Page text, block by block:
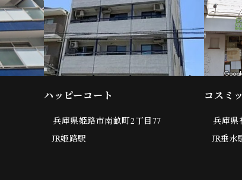
ハッピーコート
兵庫県姫路市南畝町2丁目77
JR姫路駅
コスミ
兵庫県
JR垂水